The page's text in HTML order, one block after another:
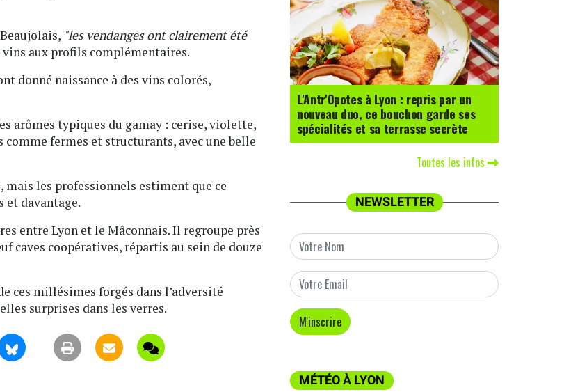
"les vendanges ont clairement été
vins aux profils complémentaires.
donné naissance à des vins colorés,
arômes typiques du gamay : cerise, violette,
comme fermes et structurants, avec une belle
mais les professionnels estiment que ce
et davantage.
entre Lyon et le Mâconnais. Il regroupe près
caves coopératives, répartis au sein de douze
ces millésimes forgés dans l’adversité
surprises dans les verres.
L'Antr'Opotes à Lyon : repris par un
nouveau duo, ce bouchon garde ses
spécialités et sa terrasse secrète
Toutes les infos
NEWSLETTER
MÉTÉO À LYON